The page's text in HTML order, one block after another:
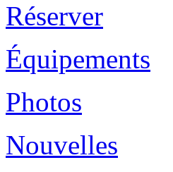
Réserver
Équipements
Photos
Nouvelles